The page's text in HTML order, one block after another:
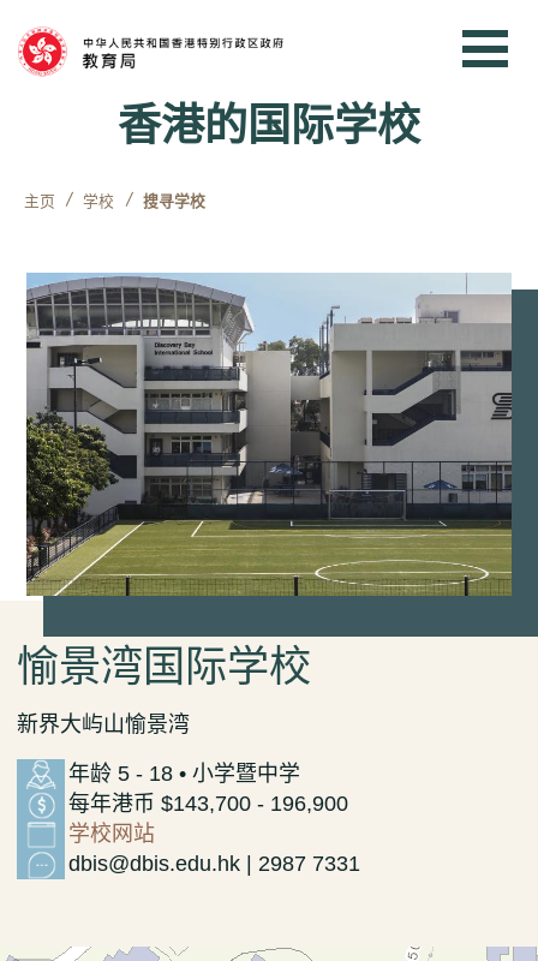
跳到内容
香港的国际学校
主页 学校 搜寻学校
愉景湾国际学校
新界大屿山愉景湾
年龄 5 - 18 • 小学暨中学
每年港币 $143,700 - 196,900
学校网站
dbis@dbis.edu.hk | 2987 7331